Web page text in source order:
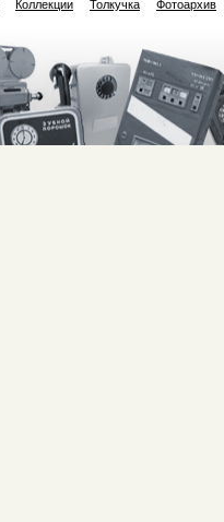
Коллекции Толкучка Фотоархив